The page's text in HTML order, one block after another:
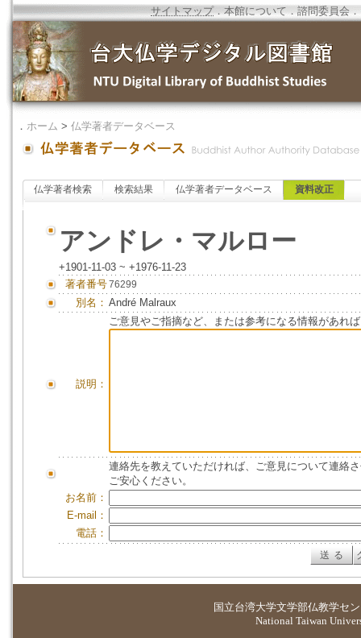
サイトマップ．本館について ．諮問委員会 ．
． ホーム > 仏学著者データベース
仏学著者検索 検索結果 仏学著者データベース 資料改正
アンドレ・マルロー
+1901-11-03 ~ +1976-11-23
著者番号76299
別名： André Malraux
説明：
ご意見やご指摘など、または参考になる情報があれ
連絡先を教えていただければ、ご意見について連絡
ご安心ください。
お名前：
E-mail：
電話：
国立台湾大学文学部仏教学セ
National Taiwan